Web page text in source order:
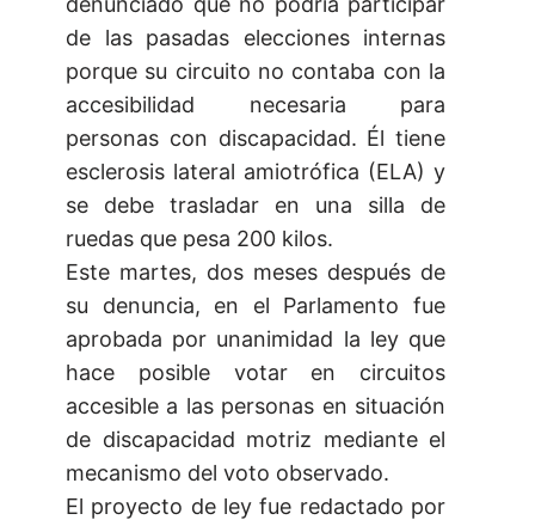
de las pasadas elecciones internas
porque su circuito no contaba con la
accesibilidad necesaria para
personas con discapacidad. Él tiene
esclerosis lateral amiotrófica (ELA) y
se debe trasladar en una silla de
ruedas que pesa 200 kilos.
Este martes, dos meses después de
su denuncia, en el Parlamento fue
aprobada por unanimidad la ley que
hace posible votar en circuitos
accesible a las personas en situación
de discapacidad motriz mediante el
mecanismo del voto observado.
El proyecto de ley fue redactado por